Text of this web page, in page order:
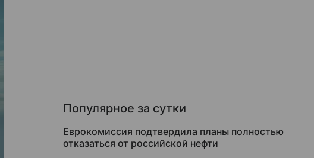
Популярное за сутки
Еврокомиссия подтвердила планы полностью
отказаться от российской нефти